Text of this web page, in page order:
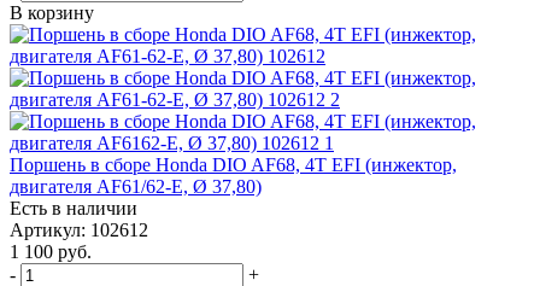
В корзину
Поршень в сборе Honda DIO AF68, 4T EFI (инжектор,
двигателя AF61/62-E, Ø 37,80)
Есть в наличии
Артикул: 102612
1 100 руб.
-
+